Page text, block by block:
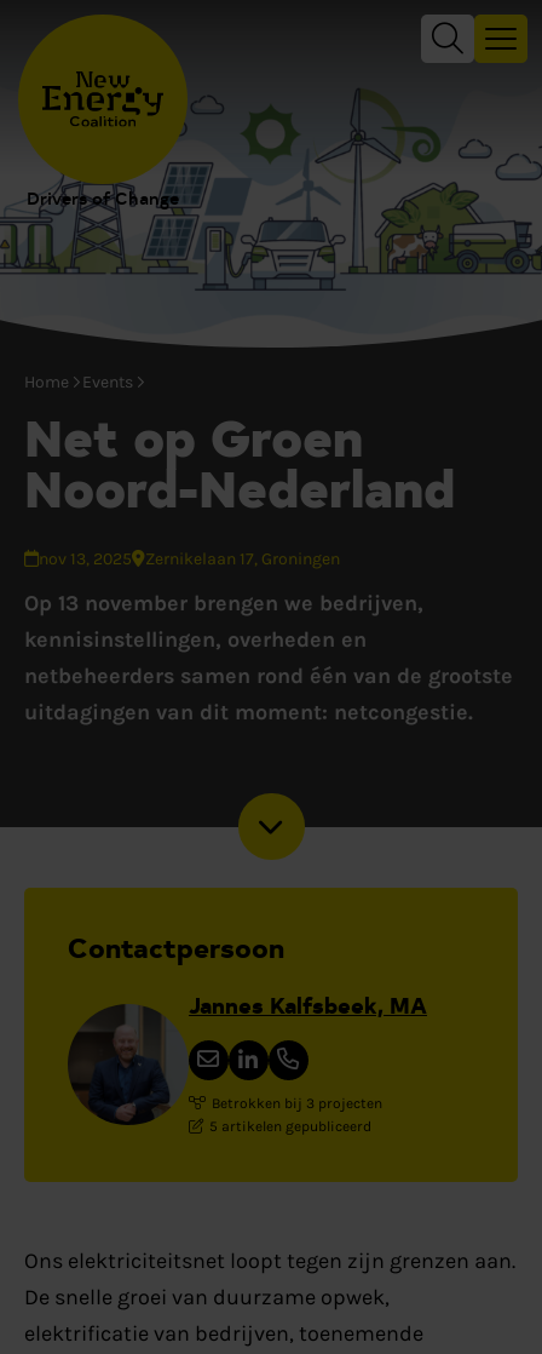
Drivers of Change
Home Events
Net op Groen
Noord-Nederland
nov 13, 2025 Zernikelaan 17, Groningen
Op 13 november brengen we bedrijven,
kennisinstellingen, overheden en
netbeheerders samen rond één van de grootste
uitdagingen van dit moment: netcongestie.
Contactpersoon
Jannes Kalfsbeek, MA
Betrokken bij 3 projecten
5 artikelen gepubliceerd
Ons elektriciteitsnet loopt tegen zijn grenzen aan.
De snelle groei van duurzame opwek,
elektrificatie van bedrijven, toenemende